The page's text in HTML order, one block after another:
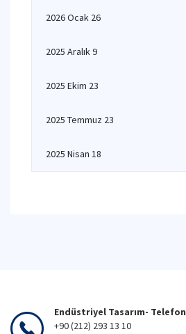
2026 Ocak 26
2025 Aralık 9
2025 Ekim 23
2025 Temmuz 23
2025 Nisan 18
Endüstriyel Tasarım- Telefon
+90 (212) 293 13 10